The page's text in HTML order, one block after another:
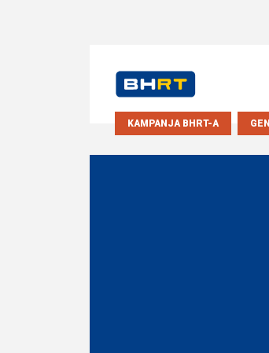
KAMPANJA BHRT-A